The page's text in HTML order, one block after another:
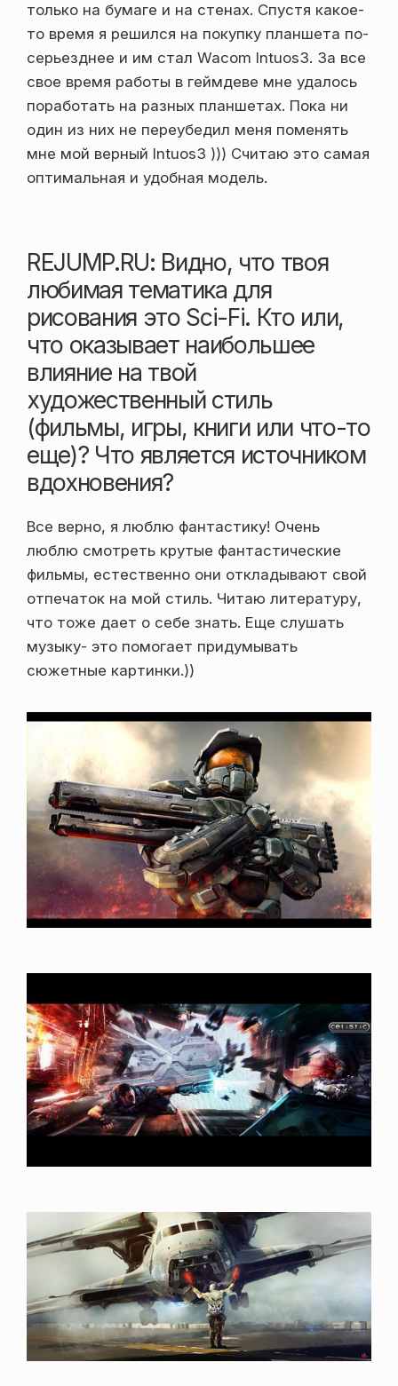
только на бумаге и на стенах. Спустя какое-
то время я решился на покупку планшета по-
серьезднее и им стал Wacom Intuos3. За все
свое время работы в геймдеве мне удалось
поработать на разных планшетах. Пока ни
один из них не переубедил меня поменять
мне мой верный Intuos3 ))) Считаю это самая
оптимальная и удобная модель.
REJUMP.RU: Видно, что твоя
любимая тематика для
рисования это Sci-Fi. Кто или,
что оказывает наибольшее
влияние на твой
художественный стиль
(фильмы, игры, книги или что-то
еще)? Что является источником
вдохновения?
Все верно, я люблю фантастику! Очень
люблю смотреть крутые фантастические
фильмы, естественно они откладывают свой
отпечаток на мой стиль. Читаю литературу,
что тоже дает о себе знать. Еще слушать
музыку- это помогает придумывать
сюжетные картинки.))